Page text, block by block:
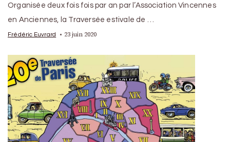
Organisée deux fois fois par an par l’Association Vincennes
en Anciennes, la Traversée estivale de …
Frédéric Euvrard 23 juin 2020